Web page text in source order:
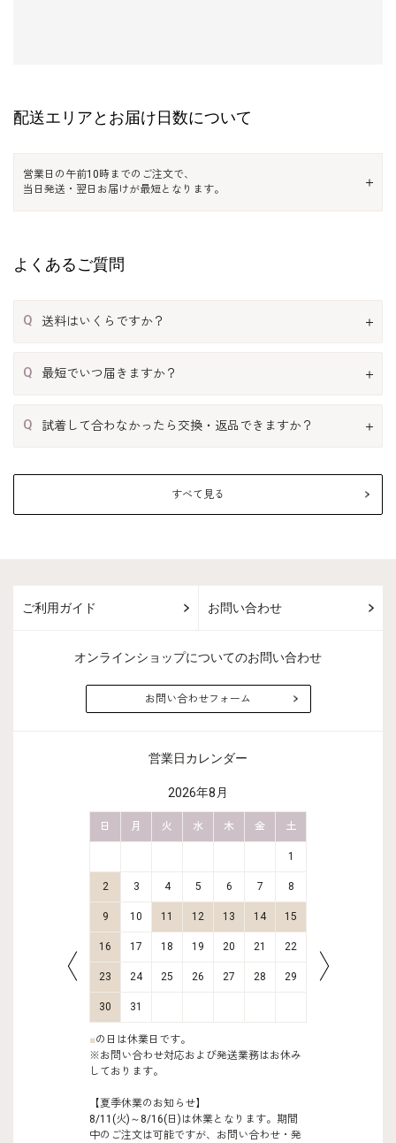
配送エリアとお届け日数について
営業日の午前10時までのご注文で、
当日発送・翌日お届けが最短となります。
よくあるご質問
Q 送料はいくらですか？
Q 最短でいつ届きますか？
Q 試着して合わなかったら交換・返品できますか？
すべて見る
ご利用ガイド お問い合わせ
オンラインショップについてのお問い合わせ
お問い合わせフォーム
営業日カレンダー
2026年8月
日 月 火 水 木 金 土
1
2 3 4 5 6 7 8
9 10 11 12 13 14 15
16 17 18 19 20 21 22
23 24 25 26 27 28 29
30 31
■の日は休業日です。
※お問い合わせ対応および発送業務はお休み
しております。
【夏季休業のお知らせ】
8/11(火)～8/16(日)は休業となります。期間
中のご注文は可能ですが、お問い合わせ・発